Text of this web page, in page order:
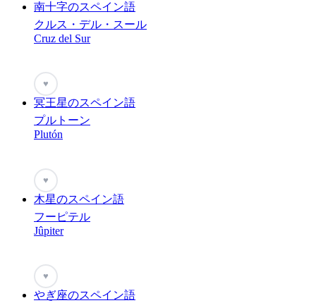
南十字のスペイン語
クルス・デル・スール
Cruz del Sur
♥
冥王星のスペイン語
プルトーン
Plutón
♥
木星のスペイン語
フーピテル
Jûpiter
♥
やぎ座のスペイン語